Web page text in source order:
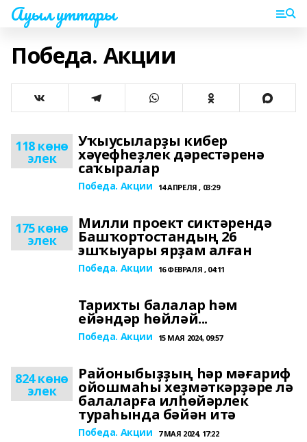
Ауыл уттары
Победа. Акции
118 көнө
элек
Уҡыусыларҙы кибер
хәүефһеҙлек дәрестәренә
саҡыралар
Победа. Акции 14 АПРЕЛЯ , 03:29
175 көнө
элек
Милли проект сиктәрендә
Башҡортостандың 26
эшҡыуары ярҙам алған
Победа. Акции 16 ФЕВРАЛЯ , 04:11
Тарихты балалар һәм
ейәндәр һөйләй...
Победа. Акции 15 МАЯ 2024, 09:57
824 көнө
элек
Районыбыҙҙың һәр мәғариф
ойошмаһы хеҙмәткәрҙәре лә
балаларға илһөйәрлек
тураһында бәйән итә
Победа. Акции 7 МАЯ 2024, 17:22